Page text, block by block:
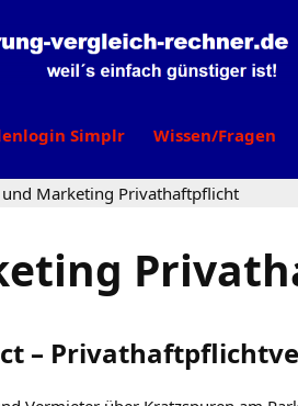
Simplr Wissen/Fragen
und Marketing Privathaftpflicht
–